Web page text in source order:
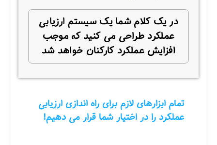
در یک کلام شما یک سیستم ارزیابی
عملکرد طراحی می کنید که موجب
افزایش عملکرد کارکنان خواهد شد
تمام ابزارهای لازم برای راه اندازی ارزیابی
عملکرد را در اختیار شما قرار می دهیم!